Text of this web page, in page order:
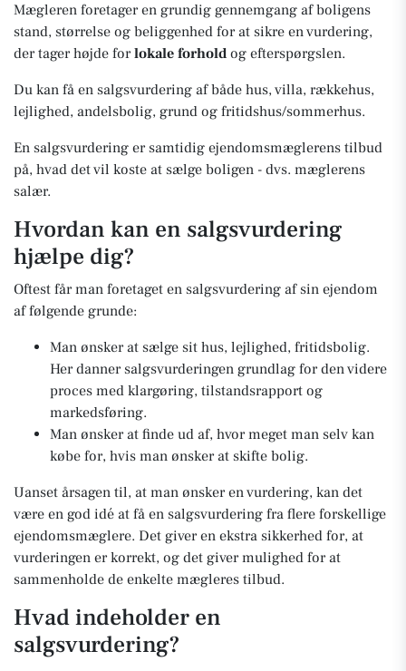
Mægleren foretager en grundig gennemgang af boligens
stand, størrelse og beliggenhed for at sikre en vurdering,
der tager højde forlokale forhold og efterspørgslen.
Du kan få en salgsvurdering af både hus, villa, rækkehus,
lejlighed, andelsbolig, grund og fritidshus/sommerhus.
En salgsvurdering er samtidig ejendomsmæglerens tilbud
på, hvad det vil koste at sælge boligen - dvs. mæglerens
salær.
Hvordan kan en salgsvurdering
hjælpe dig?
Oftest får man foretaget en salgsvurdering af sin ejendom
af følgende grunde:
Man ønsker at sælge sit hus, lejlighed, fritidsbolig.
Her danner salgsvurderingen grundlag for den videre
proces med klargøring, tilstandsrapport og
markedsføring.
Man ønsker at finde ud af, hvor meget man selv kan
købe for, hvis man ønsker at skifte bolig.
Uanset årsagen til, at man ønsker en vurdering, kan det
være en god idé at få en salgsvurdering fra flere forskellige
ejendomsmæglere. Det giver en ekstra sikkerhed for, at
vurderingen er korrekt, og det giver mulighed for at
sammenholde de enkelte mægleres tilbud.
Hvad indeholder en
salgsvurdering?